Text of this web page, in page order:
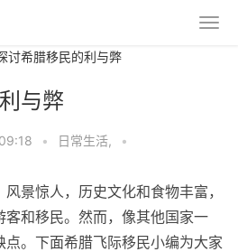
讨希腊移民的利与弊
与弊
• 日常生活, •
景惊人，历史文化和食物丰富，
客和移民。然而，像其他国家一
。下面希腊飞际移民小编为大家